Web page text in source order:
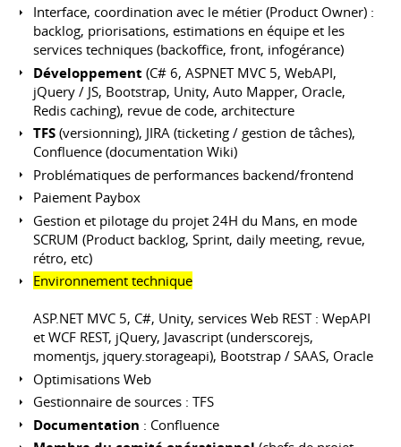
Interface, coordination avec le métier (Product Owner) :
backlog, priorisations, estimations en équipe et les
services techniques (backoffice, front, infogérance)
Développement (C# 6, ASPNET MVC 5, WebAPI,
jQuery / JS, Bootstrap, Unity, Auto Mapper, Oracle,
Redis caching), revue de code, architecture
TFS (versionning), JIRA (ticketing / gestion de tâches),
Confluence (documentation Wiki)
Problématiques de performances backend/frontend
Paiement Paybox
Gestion et pilotage du projet 24H du Mans, en mode
SCRUM (Product backlog, Sprint, daily meeting, revue,
rétro, etc)
Environnement technique
ASP.NET MVC 5, C#, Unity, services Web REST : WepAPI
et WCF REST, jQuery, Javascript (underscorejs,
momentjs, jquery.storageapi), Bootstrap / SAAS, Oracle
Optimisations Web
Gestionnaire de sources : TFS
Documentation : Confluence